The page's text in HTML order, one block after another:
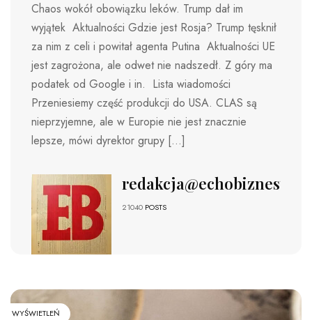
Chaos wokół obowiązku leków. Trump dał im
wyjątek Aktualności Gdzie jest Rosja? Trump tęsknił
za nim z celi i powitał agenta Putina Aktualności UE
jest zagrożona, ale odwet nie nadszedł. Z góry ma
podatek od Google i in. Lista wiadomości
Przeniesiemy część produkcji do USA. CLAS są
nieprzyjemne, ale w Europie nie jest znacznie
lepsze, mówi dyrektor grupy […]
redakcja@echobiznesu.pl
21040 POSTS
WYŚWIETLEŃ